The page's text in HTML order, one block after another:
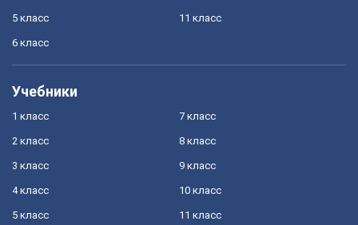
5 класс
6 класс
11 класс
Учебники
1 класс
2 класс
3 класс
4 класс
5 класс
7 класс
8 класс
9 класс
10 класс
11 класс